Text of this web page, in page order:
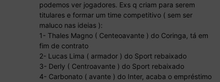
podemos ver jogadores. Exs q criam para serem
titulares e formar um time competitivo ( sem ser
maluco nas ideias ):
1- Thales Magno ( Centeoavante ) do Coringa, tá em
fim de contrato
2- Lucas Lima ( armador ) do Sport rebaixado
3- Derly ( Centroavante ) do Sport rebaixado
4- Carbonato ( avante ) do Inter, acaba o empréstimo